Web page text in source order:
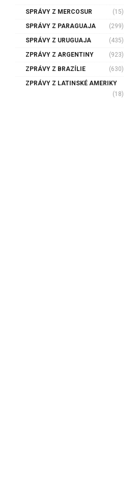
SPRÁVY Z MERCOSUR
(15)
SPRÁVY Z PARAGUAJA
(299)
SPRÁVY Z URUGUAJA
(435)
ZPRÁVY Z ARGENTINY
(923)
ZPRÁVY Z BRAZÍLIE
(630)
ZPRÁVY Z LATINSKÉ AMERIKY
(18)